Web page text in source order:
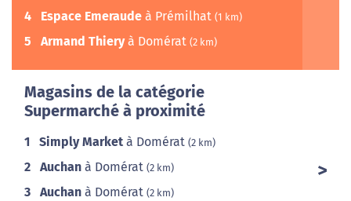
4 Espace Emeraude à Prémilhat (1 km)
5 Armand Thieryà Domérat (2 km)
Magasins de la catégorie
Supermarché à proximité
1 Simply Market à Domérat (2 km)
2 Auchan à Domérat (2 km)
3 Auchan à Domérat (2 km)